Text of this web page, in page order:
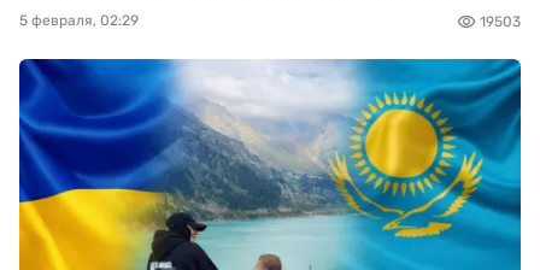
5 февраля, 02:29 19503